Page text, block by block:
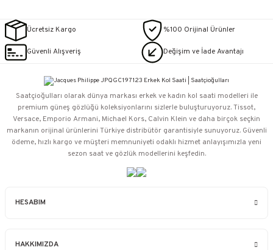
Ücretsiz Kargo %100 Orijinal Ürünler
Güvenli Alışveriş Değişim ve İade Avantajı
HESABIM
HAKKIMIZDA
Saatçioğulları⁠ olarak dünya markası erkek ve kadın kol saati modelleri ile
premium güneş gözlüğü koleksiyonlarını sizlerle buluşturuyoruz. Tissot,
Versace, Emporio Armani, Michael Kors, Calvin Klein ve daha birçok seçkin
markanın orijinal ürünlerini Türkiye distribütör garantisiyle sunuyoruz. Güvenli
ödeme, hızlı kargo ve müşteri memnuniyeti odaklı hizmet anlayışımızla yeni
sezon saat ve gözlük modellerini keşfedin.